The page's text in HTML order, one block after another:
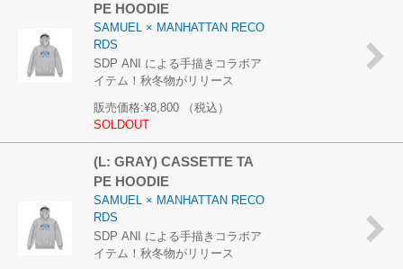
PE HOODIE
SAMUEL × MANHATTAN RECO
RDS
SDP ANI による手描きコラボア
イテム！秋冬物がリリース
販売価格:¥8,800
（税込）
SOLDOUT
(L: GRAY) CASSETTE TA
PE HOODIE
SAMUEL × MANHATTAN RECO
RDS
SDP ANI による手描きコラボア
イテム！秋冬物がリリース